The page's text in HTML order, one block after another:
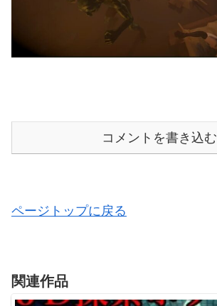
コメントを書き込む
ページトップに戻る
関連作品